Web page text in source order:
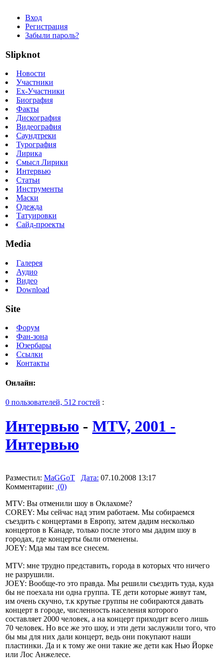
Вход
Регистрация
Забыли пароль?
Slipknot
Новости
Участники
Ex-Участники
Биография
Факты
Дискография
Видеография
Саундтреки
Турография
Лирика
Смысл Лирики
Интервью
Статьи
Инструменты
Маски
Одежда
Татуировки
Сайд-проекты
Media
Галерея
Аудио
Видео
Download
Site
Форум
Фан-зона
Юзербары
Ссылки
Контакты
Онлайн:
0 пользователей, 512 гостей :
Интервью - MTV, 2001 -
Интервью
Разместил: MaGGoT Дата: 07.10.2008 13:17
Комментарии: (0)
MTV: Вы отменили шоу в Оклахоме?
COREY: Мы сейчас над этим работаем. Мы собираемся
съездить с концертами в Европу, затем дадим несколько
концертов в Канаде, только после этого мы дадим шоу в
городах, где концерты были отменены.
JOEY: Мда мы там все снесем.
MTV: мне трудно представить, города в которых что ничего
не разрушили.
JOEY: Вообще-то это правда. Мы решили съездить туда, куда
бы не поехала ни одна группа. ТЕ дети которые живут там,
им очень скучно, т.к крутые группы не собираются давать
концерт в городе, численность населения которого
составляет 2000 человек, а на концерт приходит всего лишь
70 человек. Но все же это шоу, и эти дети заслужили того, что
бы мы для них дали концерт, ведь они покупают наши
пластинки. Да и к тому же они такие же дети как Нью Йорке
или Лос Анжелесе.